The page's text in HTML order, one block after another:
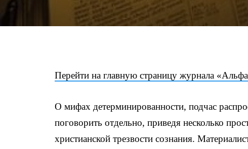
Перейти на главную страницу журнала
О мифах детерминированности, подчас
поговорить отдельно, приведя несколько
христианской трезвости сознания.